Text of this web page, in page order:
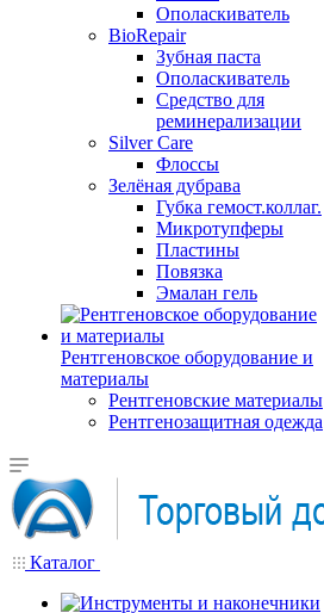
Ополаскиватель
BioRepair
Зубная паста
Ополаскиватель
Средство для
реминерализации
Silver Care
Флоссы
Зелёная дубрава
Губка гемост.коллаг.
Микротупферы
Пластины
Повязка
Эмалан гель
Рентгеновское оборудование и
материалы
Рентгеновские материалы
Рентгенозащитная одежда
Каталог